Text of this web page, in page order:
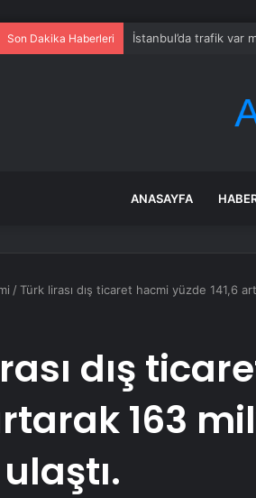
Son Dakika Haberleri İnegöl’de Kaçan
ANASAYFA
/Türk lirası dış ticaret hacmi yüzde 141,6
dış
163